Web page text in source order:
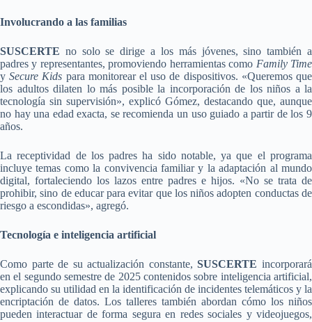
Involucrando a las familias
SUSCERTE no solo se dirige a los más jóvenes, sino también a
padres y representantes, promoviendo herramientas como Family Time
ySecure Kids para monitorear el uso de dispositivos. «Queremos que
los adultos dilaten lo más posible la incorporación de los niños a la
tecnología sin supervisión», explicó Gómez, destacando que, aunque
no hay una edad exacta, se recomienda un uso guiado a partir de los 9
años.
La receptividad de los padres ha sido notable, ya que el programa
incluye temas como la convivencia familiar y la adaptación al mundo
digital, fortaleciendo los lazos entre padres e hijos. «No se trata de
prohibir, sino de educar para evitar que los niños adopten conductas de
riesgo a escondidas», agregó.
Tecnología e inteligencia artificial
Como parte de su actualización constante,SUSCERTE incorporará
en el segundo semestre de 2025 contenidos sobre inteligencia artificial,
explicando su utilidad en la identificación de incidentes telemáticos y la
encriptación de datos. Los talleres también abordan cómo los niños
pueden interactuar de forma segura en redes sociales y videojuegos,